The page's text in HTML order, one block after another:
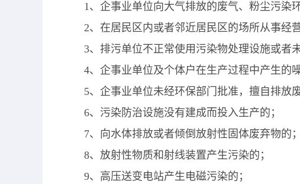
1、企事业单位向大气排放的废气、粉尘污染环
2、在居民区内或者邻近居民区的场所从事经
3、排污单位不正常使用污染物处理设施或者
4、企事业单位及个体户在生产过程中产生的
5、企事业单位未经环保部门批准，擅自排放废
6、污染防治设施没有建成而投入生产的；
7、向水体排放或者倾倒放射性固体废弃物的；
8、放射性物质和射线装置产生污染的；
9、高压送变电站产生电磁污染的；